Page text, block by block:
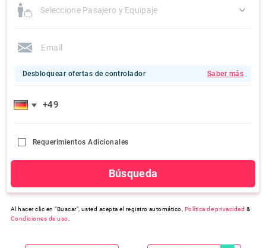
Seleccione Pasajero y Equipaje
Desbloquear ofertas de controlador Saber más
Requerimientos Adicionales
Búsqueda
Al hacer clic en "Buscar", usted acepta el registro automático, Política de privacidad &
Condiciones de uso